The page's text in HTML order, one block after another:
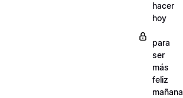
hacer
hoy
para
ser
más
feliz